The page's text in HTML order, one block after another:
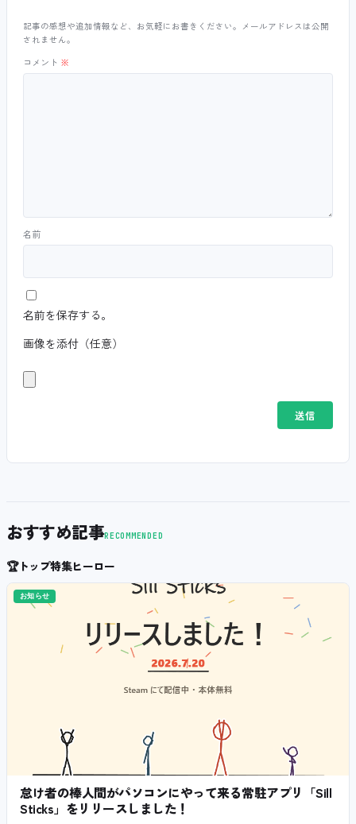
記事の感想や追加情報など、お気軽にお書きください。メールアドレスは公開
されません。
コメント ※
名前
名前を保存する。
画像を添付（任意）
おすすめ記事RECOMMENDED
🏆トップ特集ヒーロー
お知らせ
怠け者の棒人間がパソコンにやって来る常駐アプリ「Sill
Sticks」をリリースしました！